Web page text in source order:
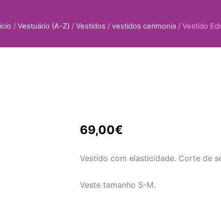
/ Vestuário (A-Z) / Vestidos / vestidos cerimonia / Vestido
69,00€
Vestido com elasticidade. Corte de
Veste tamanho S-M.